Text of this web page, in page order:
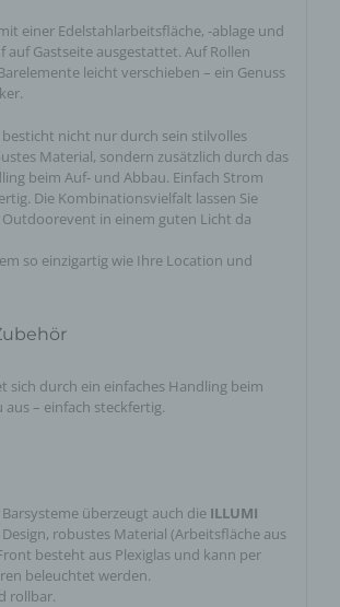
einer Edelstahlarbeitsfläche, -ablage und
auf Gastseite ausgestattet. Auf Rollen
leicht verschieben – ein Genuss
besticht nicht nur durch sein stilvolles
Material, sondern zusätzlich durch das
beim Auf- und Abbau. Einfach Strom
Die Kombinationsvielfalt lassen Sie
in einem guten Licht da
so einzigartig wie Ihre Location und
sich durch ein einfaches Handling beim
– einfach steckfertig.
überzeugt auch die ILLUMI
robustes Material (Arbeitsfläche aus
besteht aus Plexiglas und kann per
beleuchtet werden.
rollbar.